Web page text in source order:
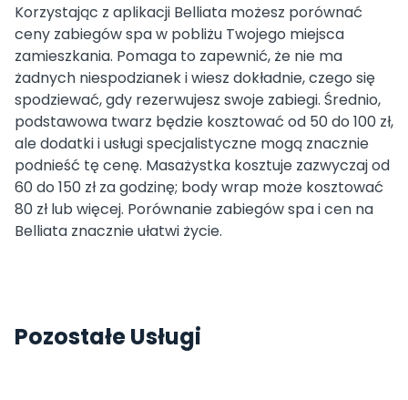
Korzystając z aplikacji Belliata możesz porównać
ceny zabiegów spa w pobliżu Twojego miejsca
zamieszkania. Pomaga to zapewnić, że nie ma
żadnych niespodzianek i wiesz dokładnie, czego się
spodziewać, gdy rezerwujesz swoje zabiegi. Średnio,
podstawowa twarz będzie kosztować od 50 do 100 zł,
ale dodatki i usługi specjalistyczne mogą znacznie
podnieść tę cenę. Masażystka kosztuje zazwyczaj od
60 do 150 zł za godzinę; body wrap może kosztować
80 zł lub więcej. Porównanie zabiegów spa i cen na
Belliata znacznie ułatwi życie.
Pozostałe Usługi